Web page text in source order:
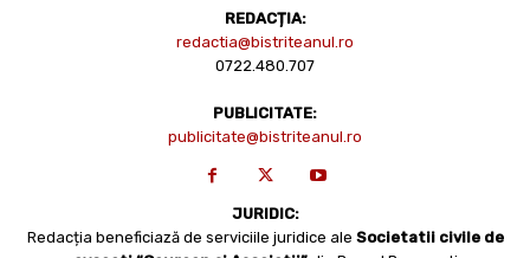
REDACȚIA:
redactia@bistriteanul.ro
0722.480.707
PUBLICITATE:
publicitate@bistriteanul.ro
JURIDIC:
Redacția beneficiază de serviciile juridice ale Societatii civile de